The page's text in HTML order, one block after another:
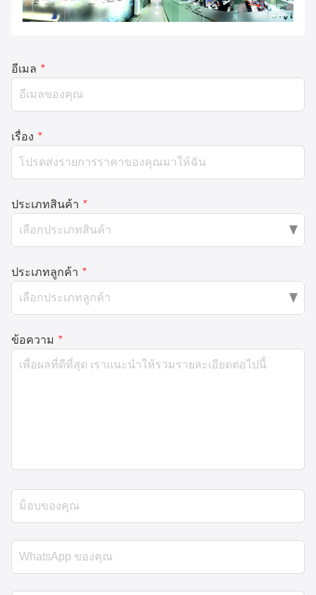
อีเมล *
เรื่อง *
ประเภทสินค้า *
ประเภทลูกค้า *
ข้อความ *